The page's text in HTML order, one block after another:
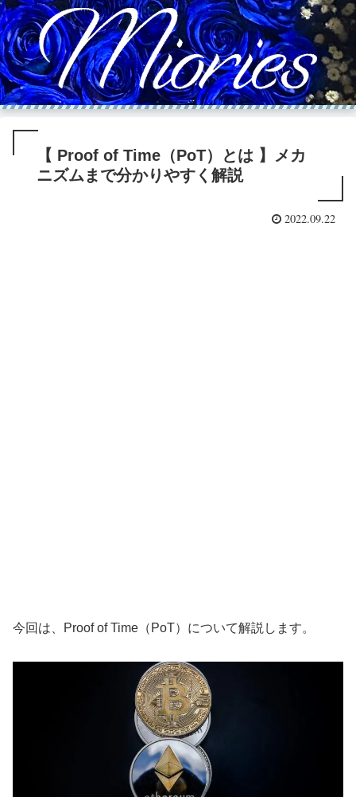
【 Proof of Time（PoT）とは 】メカ
ニズムまで分かりやすく解説
2022.09.22
今回は、Proof of Time（PoT）について解説します。